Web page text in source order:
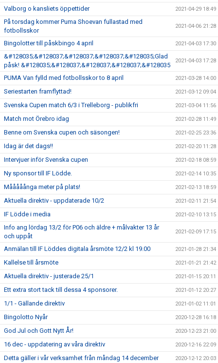
Valborg o kansliets öppettider 2021-04-29 18:49
På torsdag kommer Puma Shoevan fullastad med
fotbollsskor
2021-04-06 21:28
Bingolotter till påskbingo 4 april 2021-04-03 17:30
&#128035;&#128037;&#128037;&#128037;&#128035;Glad
påsk! &#128035;&#128037;&#128037;&#128037;&#128035
2021-04-03 17:28
PUMA Van fylld med fotbollsskor to 8 april 2021-03-28 14:00
Seriestarten framflyttad! 2021-03-12 09:04
Svenska Cupen match 6/3 i Trelleborg - publikfri 2021-03-04 11:56
Match mot Örebro idag 2021-02-28 11:49
Benne om Svenska cupen och säsongen! 2021-02-25 23:36
Idag är det dags!! 2021-02-20 11:28
Intervjuer inför Svenska cupen 2021-02-18 08:59
Ny sponsor till IF Lödde. 2021-02-14 10:35
Mååååånga meter på plats! 2021-02-13 18:59
Aktuella direktiv - uppdaterade 10/2 2021-02-11 21:54
IF Lödde i media 2021-02-10 13:15
Info ang lördag 13/2 för P06 och äldre + målvakter 13 år
och uppåt
2021-02-09 17:15
Anmälan till IF Löddes digitala årsmöte 12/2 kl 19.00 2021-01-28 21:34
Kallelse till årsmöte 2021-01-21 21:42
Aktuella direktiv - justerade 25/1 2021-01-15 20:11
Ett extra stort tack till dessa 4 sponsorer. 2021-01-12 20:27
1/1 - Gällande direktiv 2021-01-02 11:01
Bingolotto Nyår 2020-12-28 16:18
God Jul och Gott Nytt År! 2020-12-23 21:00
16 dec - uppdatering av våra direktiv 2020-12-16 22:09
Detta gäller i vår verksamhet från måndag 14 december 2020-12-12 20:03